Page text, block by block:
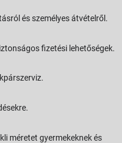
és személyes átvételről.
fizetési lehetőségek.
méretet gyermekeknek és